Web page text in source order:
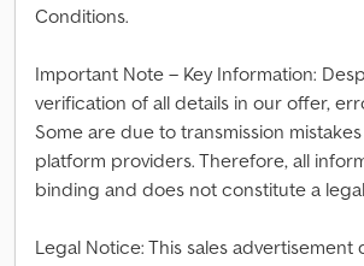
Conditions.
Important Note – Key Information:
verification of all details in our offer,
Some are due to transmission
platform providers. Therefore, all
binding and does not constitute a
Legal Notice: This sales advertisement